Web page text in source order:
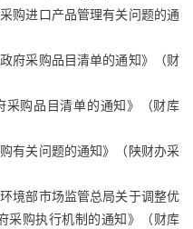
购进口产品管理有关问题的通
府采购品目清单的通知》（财
采购品目清单的通知》（财库
有关问题的通知》（陕财办采
境部市场监管总局关于调整优
采购执行机制的通知》（财库